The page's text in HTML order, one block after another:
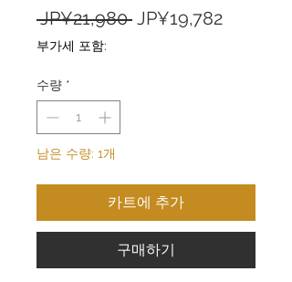
JP¥21,980 일
JP¥19,782할
부가세 포함:
수량 *
남은 수량: 1개
카트에 추가
구매하기